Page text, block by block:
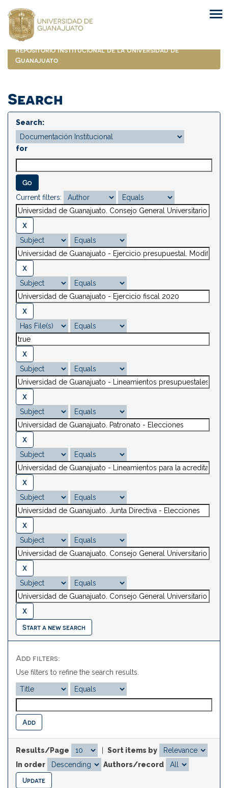
navigation
Repositorio Institucional de la Universidad de
Guanajuato
Search
Search:
for
Current filters:
Start a new search
Add filters:
Use filters to refine the search results.
Results/Page
Sort items by
In order
Authors/record